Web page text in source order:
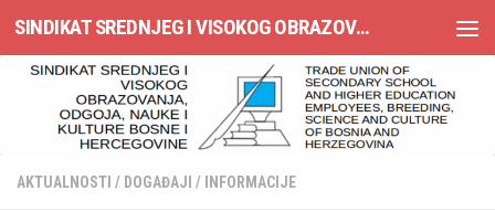
Skip to content SINDIKAT SREDNJEG I VISOKOG OBRAZOVANJA, ODGOJA, NAUKE I KULTURE BOSNE I HERCEGOVINE
AKTUALNOSTI / DOGAĐAJI / INFORMACIJE